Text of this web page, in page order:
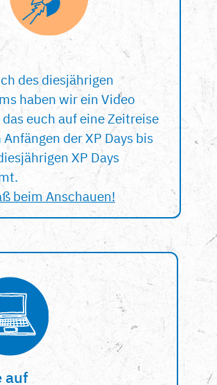
des diesjährigen
haben wir ein Video
euch auf eine Zeitreise
der XP Days bis
XP Days
beim Anschauen!
auf